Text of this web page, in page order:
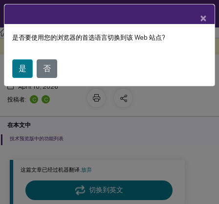
Linux 虚拟投递代理 Linux 虚拟投递代理 2407
这篇文章已经过机器翻译.放弃
切换到英文
技术预览版中的功能
April 10, 2026
投稿者:
C C
在本文中
技术预览版中的功能列表
×
是否要使用您的浏览器的首选语言切换到该 Web 站点?
是 否